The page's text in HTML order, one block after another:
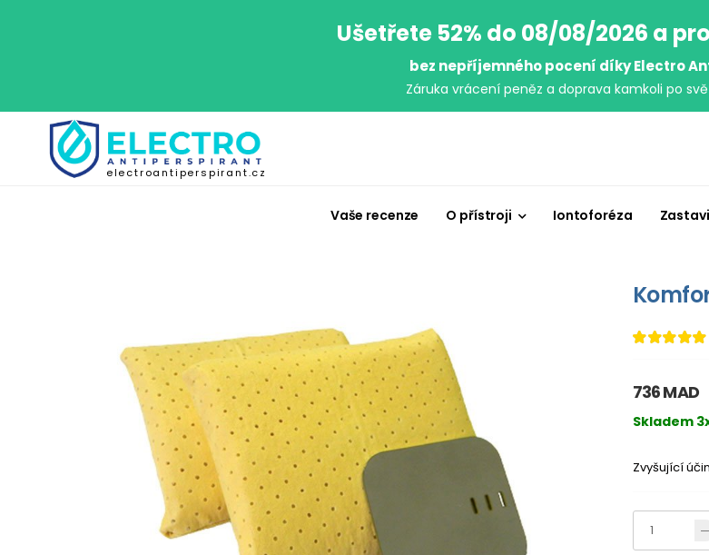
Ušetřete 52% do 08/08/2026 a
bez nepříjemného pocení díky Electro
Záruka vrácení peněz a doprava kamkoli po
electroantiperspirant.cz
Vaše recenze O přístroji Iontoforéza
736 MAD
Skladem
Zvyšující